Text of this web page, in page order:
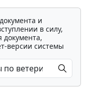
и
в силу,
версии системы